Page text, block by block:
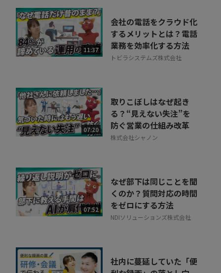
11:37
会社の電話をクラウド化
するメリットとは？電話
業務を効率化する方法
トビラシステムズ株式会社
07:20
取りこぼしはなぜ起き
る？“見えない失注”を
防ぐ営業の仕組み改革
株式会社シャノン
07:52
なぜ部下は同じことを聞
くのか？質問対応の時間
をゼロにする方法
NDIソリューションズ株式会社
社内に蔓延していた「便